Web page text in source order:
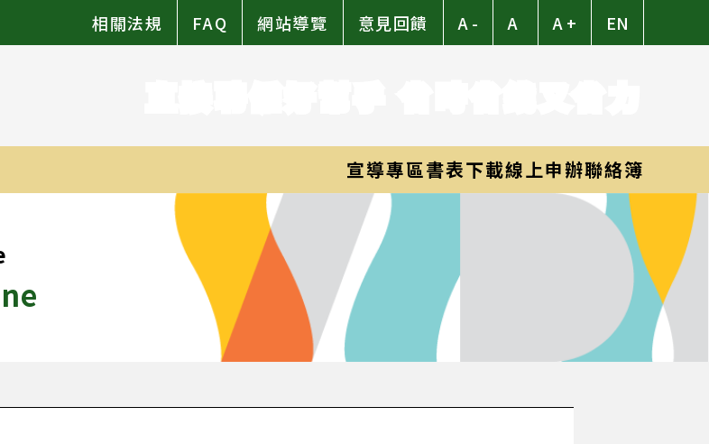
相關法規 FAQ 網站導覽 意見回饋 A - A A + EN
宣導專區書表下載線上申辦聯絡簿